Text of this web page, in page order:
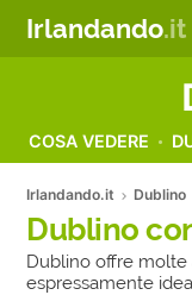
Irlandando.it
COSA VEDERE
Irlandando.it Dublino
Dublino
Dublino offre molte
espressamente